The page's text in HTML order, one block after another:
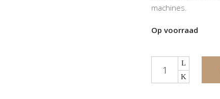
machines.
Op voorraad